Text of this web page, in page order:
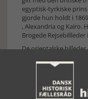
egyptisk-tyrkiske
gjorde hun holdt i
, Alexandria og Kairo.
Brogede Rejsebillleder
De orientalske
kom der igen salg i
præsenteret i et
Artists fra 1876.